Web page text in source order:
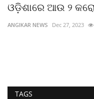
ଓଡ଼ିଶାରେ ଆଉ ୨
ANGIKAR NEWS Dec 27, 2023
TAGS